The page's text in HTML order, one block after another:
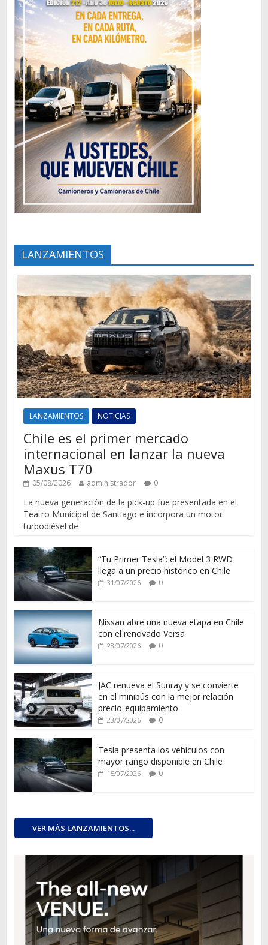
LANZAMIENTOS
LANZAMIENTOS NOTICIAS
Chile es el primer mercado
internacional en lanzar la nueva
Maxus T70
05/08/2026 administrador 0
La nueva generación de la pick-up fue presentada en el
Teatro Municipal de Santiago e incorpora un motor
turbodiésel de
“Tu Primer Tesla”: el Model 3 RWD
llega a un precio histórico en Chile
31/07/2026 0
Nissan abre una nueva etapa en Chile
con el renovado Versa
28/07/2026 0
JAC renueva el Sunray y se convierte
en el minibús con la mejor relación
precio-equipamiento
23/07/2026 0
Tesla presenta los vehículos con
mayor rango disponible en Chile
15/07/2026 0
VER MÁS LANZAMIENTOS...